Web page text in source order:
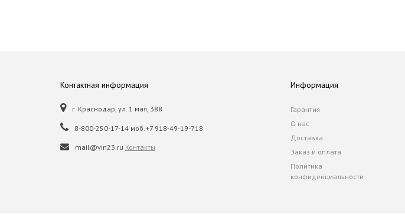
Контактная информация
г. Краснодар, ул. 1 мая, 388
8-800-250-17-14 моб.+7 918-49-19-718
mail@vin23.ru Контакты
Информация
Гарантия
О нас
Доставка
Заказ и оплата
Политика
конфиденциальности